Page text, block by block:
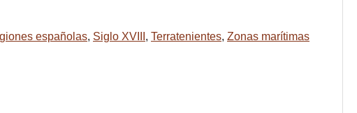
españolas, Siglo XVIII , Terratenientes, Zonas marítimas